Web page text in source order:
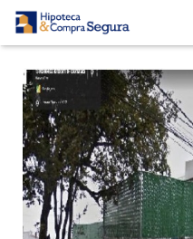
QUIENES SOMOS
SERVICIOS
BLOG
VIDEOTECA
COMENTARIOS DE CLIENTES